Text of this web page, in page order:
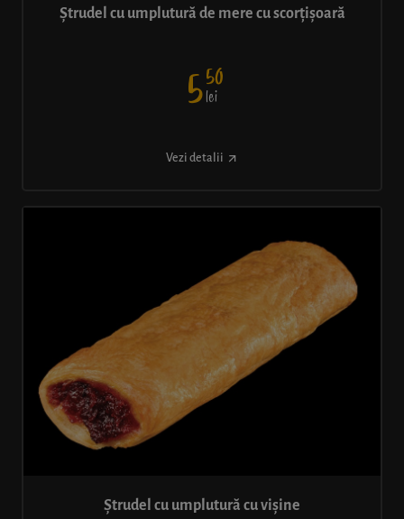
Ștrudel cu umplutură de mere cu scorțișoară
550
lei
Vezi detalii
Ștrudel cu umplutură cu vișine